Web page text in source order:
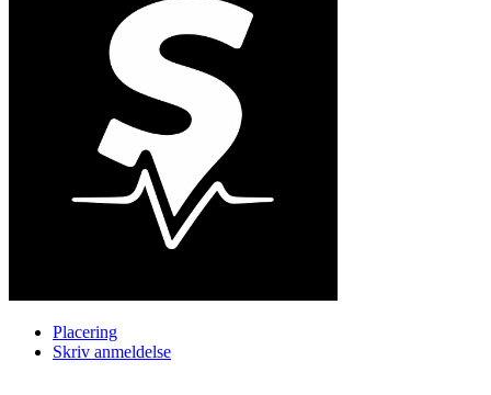
Placering
Skriv anmeldelse